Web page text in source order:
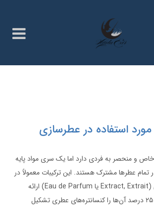
استفاده در عطرسازی
و منحصر به‌ فردی دارد اما یک‌ سری مواد پایه
تمام عطرها مشترک هستند. این ترکیبات معمولاً در
قالب محلول‌های الکلی (Extract, Extrait یا Eau de Parfum) ارائه
می‌شوند و حدود ۱۰ تا ۲۵ درصد آن‌ها را کنسانتره‌های عطری تشکیل